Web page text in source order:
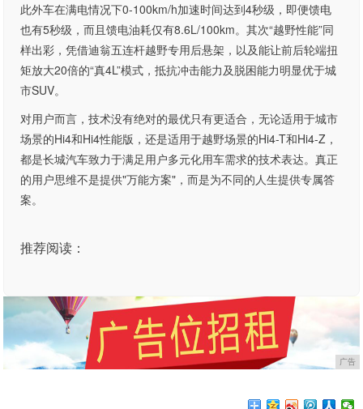
此外车在满电情况下0-100km/h加速时间达到4秒级，即便馈电
也有5秒级，而且馈电油耗仅有8.6L/100km。其次“越野性能”同
样出彩，凭借迪翁五连杆越野专用后悬架，以及能让前后轮端扭
矩放大20倍的“真4L”模式，抵抗冲击能力及脱困能力明显优于城
市SUV。
对用户而言，技术没有绝对的最优只有更适合，无论适用于城市
场景的Hi4和Hi4性能版，还是适用于越野场景的Hi4-T和Hi4-Z，
都是长城汽车致力于满足用户多元化用车需求的技术表达。真正
的用户思维不是提供"万能方案"，而是为不同的人生提供专属答
案。
推荐阅读：
广告